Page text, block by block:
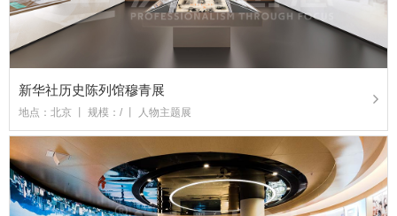
新华社历史陈列馆穆青展
地点：北京 丨 规模：/ 丨 人物主题展